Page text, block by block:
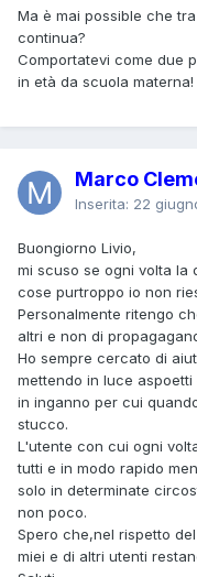
Ma è mai possible che
continua?
Comportatevi come due
in età da scuola materna!
Marco
Inserita: 22
Buongiorno Livio,
mi scuso se ogni volta la
cose purtroppo io non
Personalmente ritengo
altri e non di
Ho sempre cercato di
mettendo in luce
in inganno per cui
stucco.
L'utente con cui ogni
tutti e in modo rapido
solo in determinate
non poco.
Spero che,nel rispetto
miei e di altri utenti